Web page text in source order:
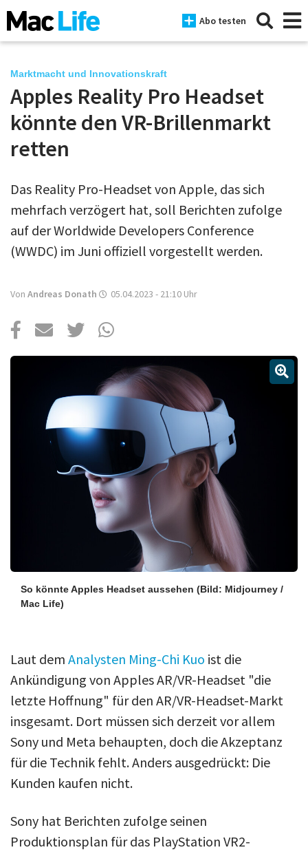
Abo testen
News
iPhone
iPad
Tests
Tipps
Podcast
Anmelden
Marktmacht und Innovationskraft
Apples Reality Pro Headset
könnte den VR-Brillenmarkt
retten
Das Reality Pro-Headset von Apple, das sich
mehrfach verzögert hat, soll Berichten zufolge
auf der Worldwide Developers Conference
(WWDC) im Juni offiziell vorgestellt werden.
Von Andreas Donath 05.04.2023 - 21:10 Uhr
So könnte Apples Headset aussehen (Bild: Midjourney /
Mac Life)
Laut dem Analysten Ming-Chi Kuo ist die
Ankündigung von Apples AR/VR-Headset "die
letzte Hoffnung" für den AR/VR-Headset-Markt
insgesamt. Dort müssen sich derzeit vor allem
Sony und Meta behaupten, doch die Akzeptanz
für die Technik fehlt. Anders ausgedrückt: Die
Kunden kaufen nicht.
Sony hat Berichten zufolge seinen
Produktionsplan für das PlayStation VR2-